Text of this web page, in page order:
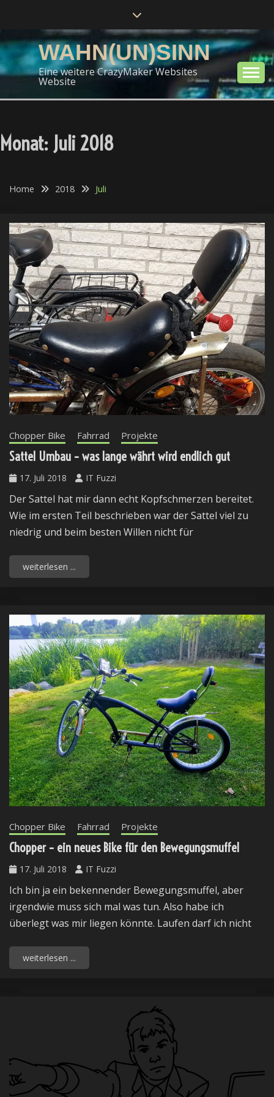
WAHN(UN)SINN
Eine weitere CrazyMaker Websites
Website
Monat: Juli 2018
Home 2018 Juli
Chopper Bike Fahrrad Projekte
Sattel Umbau – was lange währt wird endlich gut
17. Juli 2018 IT Fuzzi
Der Sattel hat mir dann echt Kopfschmerzen bereitet.
Wie im ersten Teil beschrieben war der Sattel viel zu
niedrig und beim besten Willen nicht für
weiterlesen ...
Chopper Bike Fahrrad Projekte
Chopper – ein neues Bike für den Bewegungsmuffel
17. Juli 2018 IT Fuzzi
Ich bin ja ein bekennender Bewegungsmuffel, aber
irgendwie muss sich mal was tun. Also habe ich
überlegt was mir liegen könnte. Laufen darf ich nicht
weiterlesen ...